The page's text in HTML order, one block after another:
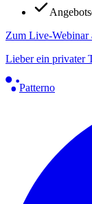
Zum Live-Webinar
Lieber ein privater
Patterno